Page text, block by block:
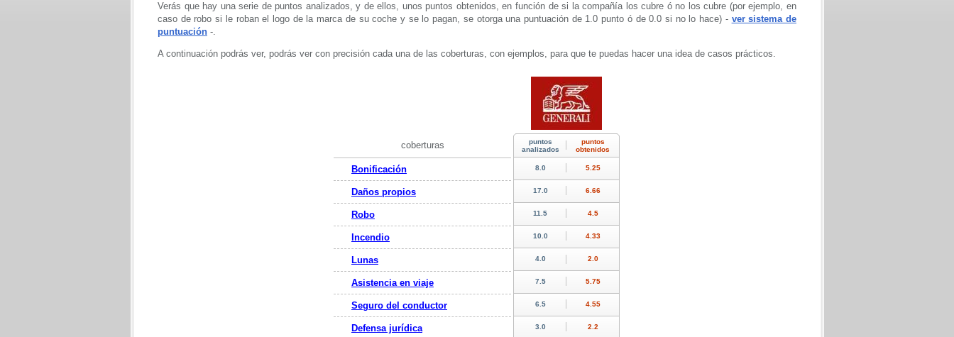
Verás que hay una serie de puntos analizados, y de ellos, unos puntos obtenidos, en función de si la compañía los cubre ó no los cubre (por ejemplo, en
caso de robo si le roban el logo de la marca de su coche y se lo pagan, se otorga una puntuación de 1.0 punto ó de 0.0 si no lo hace) - ver sistema de
puntuación -.
A continuación podrás ver, podrás ver con precisión cada una de las coberturas, con ejemplos, para que te puedas hacer una idea de casos prácticos.
coberturas
Bonificación
Daños propios
Robo
Incendio
Lunas
Asistencia en viaje
Seguro del conductor
Defensa jurídica